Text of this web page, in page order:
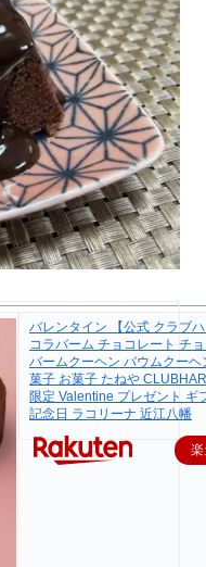
バレンタイン 【公式 クラブ
コラバーム チョコレート チ
バームクーヘン バウムクーヘ
菓子 お菓子 たねや
限定 Valentine プレゼント ギ
記念日 ラコリーナ 近江八幡